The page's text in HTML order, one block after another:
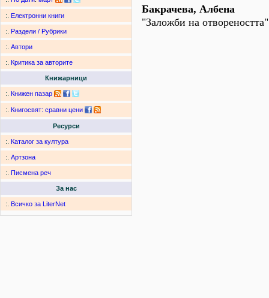
:. Електронни книги
:. Раздели / Рубрики
:. Автори
:. Критика за авторите
Книжарници
:. Книжен пазар
:. Книгосвят: сравни цени
Ресурси
:. Каталог за култура
:. Артзона
:. Писмена реч
За нас
:. Всичко за LiterNet
Бакрачева, Албена
"Заложби на